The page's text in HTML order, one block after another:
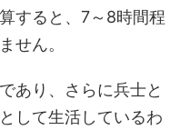
すると、7～8時間程
せん。
あり、さらに兵士と
して生活しているわ